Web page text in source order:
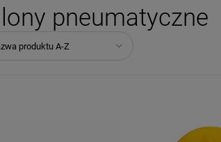
pneumatyczne
produktu A-Z